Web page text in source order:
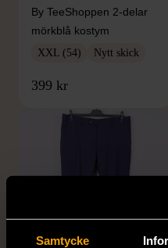
Samtycke
By TeeShoppen 2-delar
mörkblå kostym
XXL (54) Nytt skick
399 kr